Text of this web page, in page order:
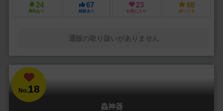
24
興味あり
67
経験あり
23
お気に入り
88
持ってる
通販の取り扱いがありません
No.18
蟲神器